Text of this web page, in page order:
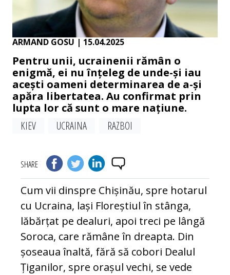
ARMAND GOSU | 15.04.2025
Pentru unii, ucrainenii rămân o
enigmă, ei nu înțeleg de unde-și iau
acești oameni determinarea de a-și
apăra libertatea. Au confirmat prin
lupta lor că sunt o mare națiune.
KIEV
UCRAINA RAZBOI
SHARE
Cum vii dinspre Chișinău, spre hotarul
cu Ucraina, lași Floreștiul în stânga,
lăbărțat pe dealuri, apoi treci pe lângă
Soroca, care rămâne în dreapta. Din
șoseaua înaltă, fără să cobori Dealul
Țiganilor, spre orașul vechi, se vede